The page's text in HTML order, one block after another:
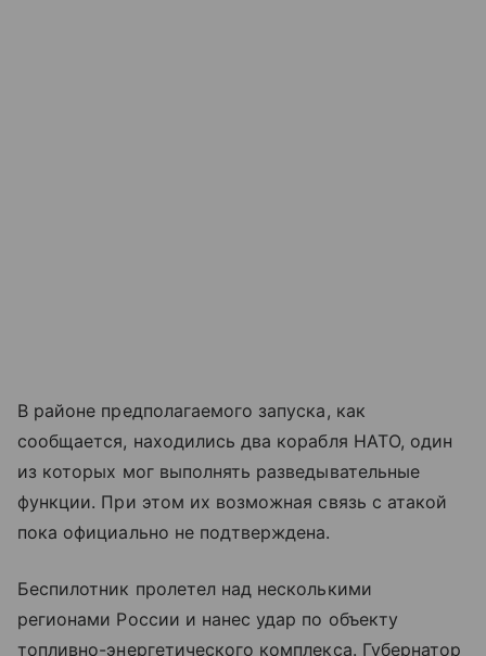
В районе предполагаемого запуска, как
сообщается, находились два корабля НАТО, один
из которых мог выполнять разведывательные
функции. При этом их возможная связь с атакой
пока официально не подтверждена.
Беспилотник пролетел над несколькими
регионами России и нанес удар по объекту
топливно-энергетического комплекса. Губернатор